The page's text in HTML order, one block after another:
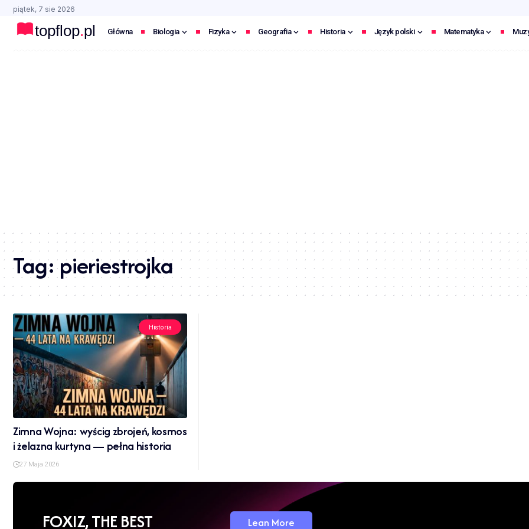
piątek, 7 sie 2026
Główna Biologia Fizyka Geografia Historia Język polski Matematyka
Tag:pieriestrojka
Historia
Zimna Wojna: wyścig zbrojeń, kosmos
i żelazna kurtyna — pełna historia
27 Maja 2026
FOXIZ, THE BEST
Lean More